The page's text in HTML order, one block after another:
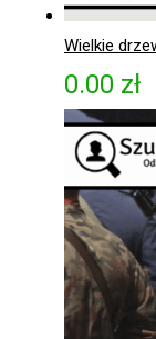
Wielkie
0.00 zł